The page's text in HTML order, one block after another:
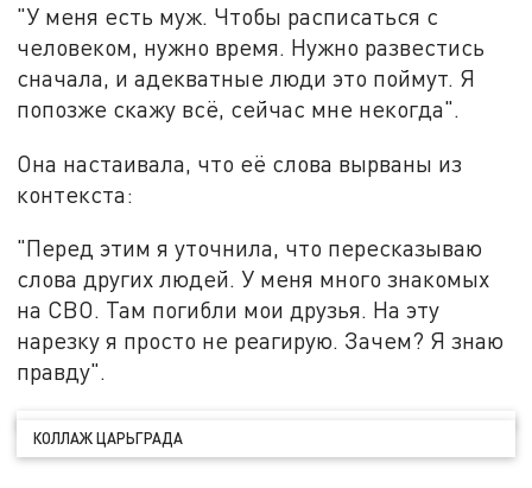
"У меня есть муж. Чтобы расписаться с
человеком, нужно время. Нужно развестись
сначала, и адекватные люди это поймут. Я
попозже скажу всё, сейчас мне некогда".
Она настаивала, что её слова вырваны из
контекста:
"Перед этим я уточнила, что пересказываю
слова других людей. У меня много знакомых
на СВО. Там погибли мои друзья. На эту
нарезку я просто не реагирую. Зачем? Я знаю
правду".
КОЛЛАЖ ЦАРЬГРАДА